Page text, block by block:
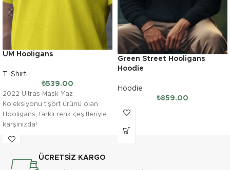
UM Hooligans
T-Shirt
₺539.00
2022 Ultras Mask Yaz
Koleksiyonu tişört ürünü olan
Hooligans, farklı renk çeşitleriyle
karşınızda!
Green Street Hooligans
Hoodie
Hoodie
₺859.00
ÜCRETSİZ KARGO